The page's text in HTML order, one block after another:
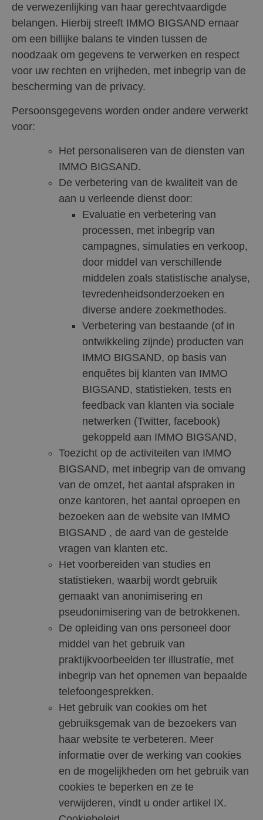
de verwezenlijking van haar gerechtvaardigde
belangen. Hierbij streeft IMMO BIGSAND ernaar
om een billijke balans te vinden tussen de
noodzaak om gegevens te verwerken en respect
voor uw rechten en vrijheden, met inbegrip van de
bescherming van de privacy.
Persoonsgegevens worden onder andere verwerkt
voor:
Het personaliseren van de diensten van
IMMO BIGSAND.
De verbetering van de kwaliteit van de
aan u verleende dienst door:
Evaluatie en verbetering van
processen, met inbegrip van
campagnes, simulaties en verkoop,
door middel van verschillende
middelen zoals statistische analyse,
tevredenheidsonderzoeken en
diverse andere zoekmethodes.
Verbetering van bestaande (of in
ontwikkeling zijnde) producten van
IMMO BIGSAND, op basis van
enquêtes bij klanten van IMMO
BIGSAND, statistieken, tests en
feedback van klanten via sociale
netwerken (Twitter, facebook)
gekoppeld aan IMMO BIGSAND,
Toezicht op de activiteiten van IMMO
BIGSAND, met inbegrip van de omvang
van de omzet, het aantal afspraken in
onze kantoren, het aantal oproepen en
bezoeken aan de website van IMMO
BIGSAND , de aard van de gestelde
vragen van klanten etc.
Het voorbereiden van studies en
statistieken, waarbij wordt gebruik
gemaakt van anonimisering en
pseudonimisering van de betrokkenen.
De opleiding van ons personeel door
middel van het gebruik van
praktijkvoorbeelden ter illustratie, met
inbegrip van het opnemen van bepaalde
telefoongesprekken.
Het gebruik van cookies om het
gebruiksgemak van de bezoekers van
haar website te verbeteren. Meer
informatie over de werking van cookies
en de mogelijkheden om het gebruik van
cookies te beperken en ze te
verwijderen, vindt u onder artikel IX.